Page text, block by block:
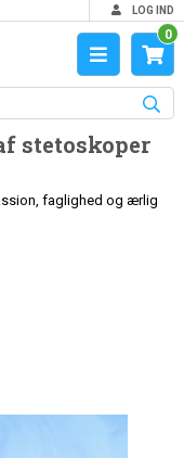
LOG IND
0
stetoskoper
faglighed og ærlig